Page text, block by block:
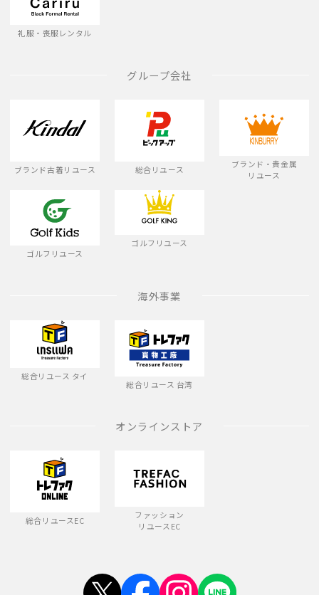
礼服・喪服レンタル
グループ会社
ブランド古着リユース 総合リユース
ブランド・貴金属
リユース
ゴルフリユース
ゴルフリユース
海外事業
総合リユース タイ
総合リユース 台湾
オンラインストア
総合リユースEC
ファッション
リユースEC